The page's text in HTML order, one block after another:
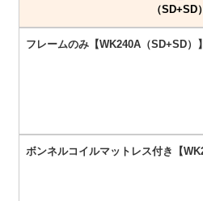
（SD+SD）